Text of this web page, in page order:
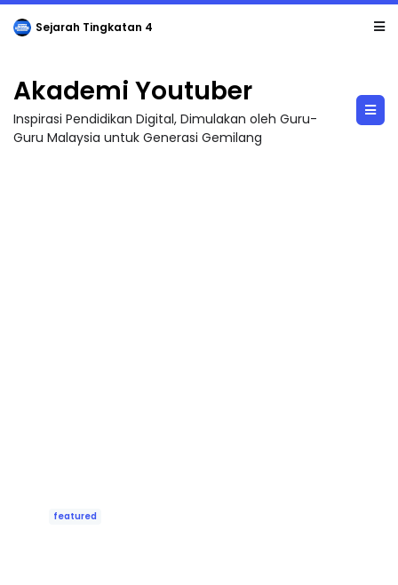
Sejarah Tingkatan 4
Akademi Youtuber
Inspirasi Pendidikan Digital, Dimulakan oleh Guru-
Guru Malaysia untuk Generasi Gemilang
featured